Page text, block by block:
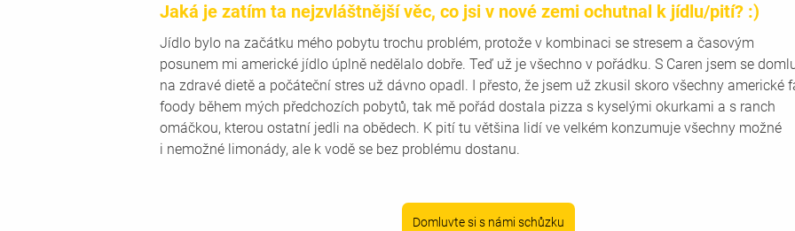
Jaká je zatím ta nejzvláštnější věc, co jsi v nové zemi ochutnal k jídlu/pití? :)
Jídlo bylo na začátku mého pobytu trochu problém, protože v kombinaci se stresem a časovým
posunem mi americké jídlo úplně nedělalo dobře. Teď už je všechno v pořádku. S Caren jsem se
na zdravé dietě a počáteční stres už dávno opadl. I přesto, že jsem už zkusil skoro všechny americké
foody během mých předchozích pobytů, tak mě pořád dostala pizza s kyselými okurkami a s ranch
omáčkou, kterou ostatní jedli na obědech. K pití tu většina lidí ve velkém konzumuje všechny možné
i nemožné limonády, ale k vodě se bez problému dostanu.
Domluvte si s námi schůzku